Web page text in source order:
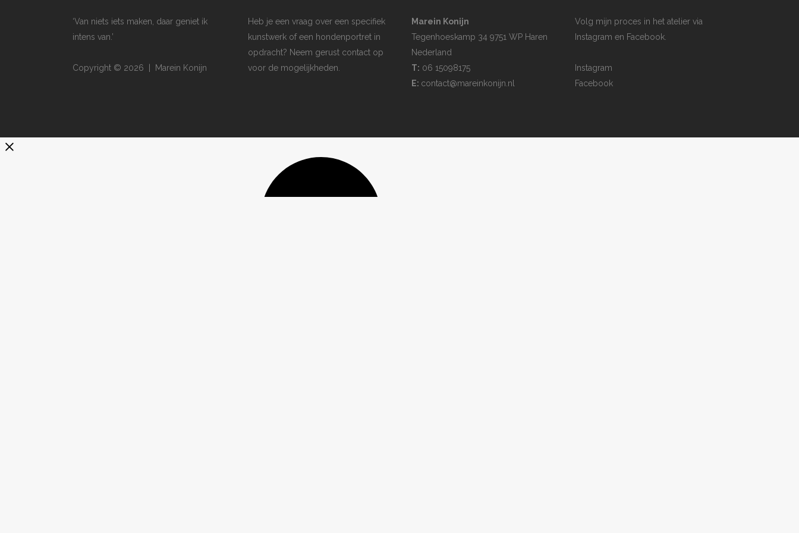
‘Van niets iets maken, daar geniet ik
intens van.’
Copyright © 2026 | Marein Konijn
Heb je een vraag over een specifiek
kunstwerk of een hondenportret in
opdracht? Neem gerust contact op
voor de mogelijkheden.
Marein Konijn
Tegenhoeskamp 34 9751 WP Haren
Nederland
T: 06 15098175
E: contact@mareinkonijn.nl
Volg mijn proces in het atelier via
Instagram en Facebook.
Instagram
Facebook